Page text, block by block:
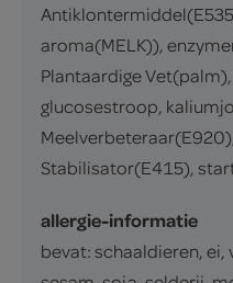
aroma(MELK)),
Plantaardige
glucosestroop,
Stabilisator(E415),
allergie-informatie
bevat: schaaldieren, ei,